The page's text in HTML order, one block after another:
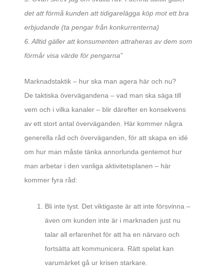
det att förmå kunden att tidigarelägga köp mot ett bra
erbjudande (ta pengar från konkurrenterna)
6. Alltid gäller att konsumenten attraheras av dem som
förmår visa värde för pengarna”
Marknadstaktik – hur ska man agera här och nu?
De taktiska övervägandena – vad man ska säga till
vem och i vilka kanaler – blir därefter en konsekvens
av ett stort antal överväganden. Här kommer några
generella råd och överväganden, för att skapa en idé
om hur man måste tänka annorlunda gentemot hur
man arbetar i den vanliga aktivitetsplanen – här
kommer fyra råd:
Bli inte tyst. Det viktigaste är att inte försvinna –
även om kunden inte är i marknaden just nu
talar all erfarenhet för att ha en närvaro och
fortsätta att kommunicera. Rätt spelat kan
varumärket gå ur krisen starkare.